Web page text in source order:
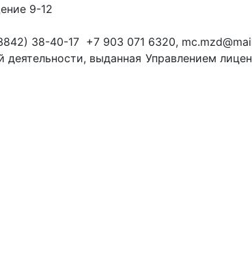
9-12
38-40-17 +7 903 071 6320,
выданная Управлением